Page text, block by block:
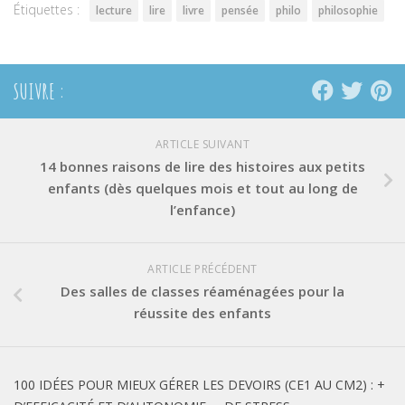
Étiquettes : lecture lire livre pensée philo philosophie
SUIVRE :
ARTICLE SUIVANT
14 bonnes raisons de lire des histoires aux petits
enfants (dès quelques mois et tout au long de
l’enfance)
ARTICLE PRÉCÉDENT
Des salles de classes réaménagées pour la
réussite des enfants
100 IDÉES POUR MIEUX GÉRER LES DEVOIRS (CE1 AU CM2) : +